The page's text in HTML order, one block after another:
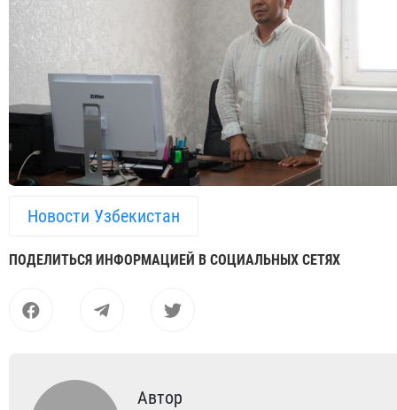
Новости Узбекистан
ПОДЕЛИТЬСЯ ИНФОРМАЦИЕЙ В СОЦИАЛЬНЫХ СЕТЯХ
Автор